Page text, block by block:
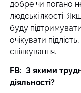
добре чи погано
людські якості.
буду
очікувати
спілкування.
FB: З якими
діяльності?